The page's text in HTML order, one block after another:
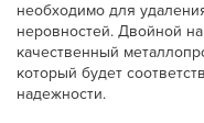
необходимо для
неровностей. Двойной
качественный
который будет
надежности.